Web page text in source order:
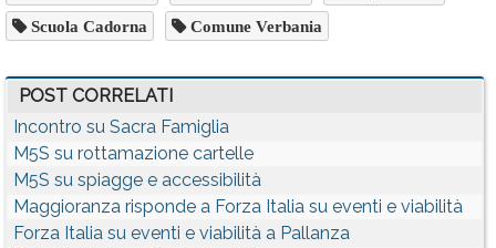
Scuola Cadorna Comune Verbania
POST CORRELATI
Incontro su Sacra Famiglia
M5S su rottamazione cartelle
M5S su spiagge e accessibilità
Maggioranza risponde a Forza Italia su eventi e viabilità
Forza Italia su eventi e viabilità a Pallanza